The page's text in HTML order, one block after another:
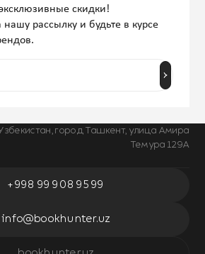
город Ташкент, улица Амира
Темура 129А
+998 99 908 95 99
info@bookhunter.uz
скидки!
рассылку и будьте в курсе